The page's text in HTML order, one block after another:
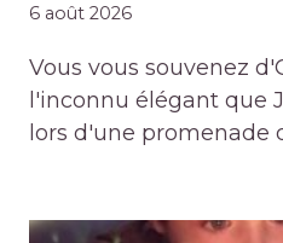
6 août 2026
Vous vous souvenez
l'inconnu élégant que
lors d'une promenade